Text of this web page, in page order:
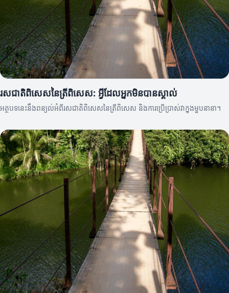
រសជាតិពិសេសនៃត្រីពិសេស: អ្វីដែលអ្នកមិនបានស្គាល់
អត្ថបទនេះនឹងពន្យល់អំពីរសជាតិពិសេសនៃត្រីពិសេស និងការប្រើប្រាស់វាក្នុងម្ហូបនានា។